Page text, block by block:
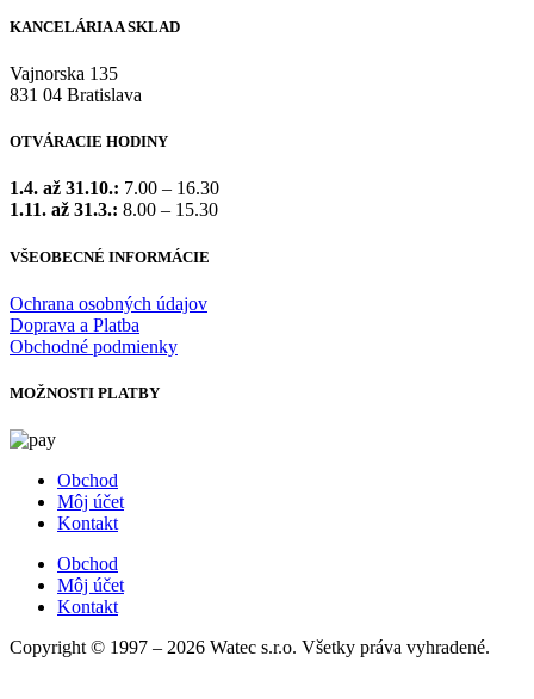
KANCELÁRIA A SKLAD
Vajnorska 135
831 04 Bratislava
OTVÁRACIE HODINY
1.4. až 31.10.: 7.00 – 16.30
1.11. až 31.3.: 8.00 – 15.30
VŠEOBECNÉ INFORMÁCIE
Ochrana osobných údajov
Doprava a Platba
Obchodné podmienky
MOŽNOSTI PLATBY
Obchod
Môj účet
Kontakt
Obchod
Môj účet
Kontakt
Copyright © 1997 – 2026 Watec s.r.o. Všetky práva vyhradené.